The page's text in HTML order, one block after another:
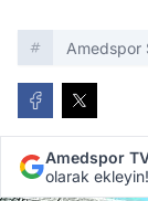
Amedspor
Amedspor
olarak ekleyin!